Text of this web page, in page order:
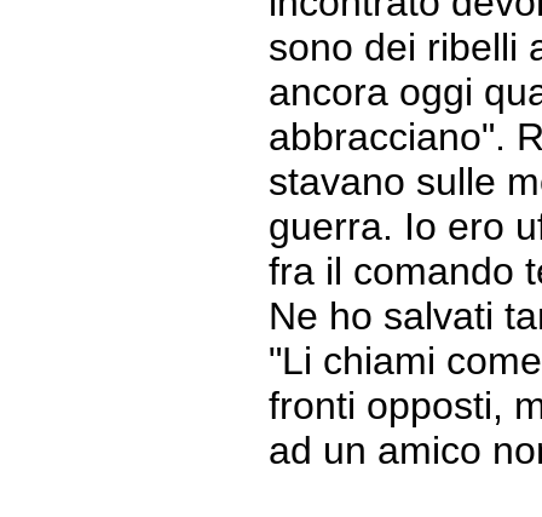
sono dei ribelli
ancora oggi
abbracciano".
stavano sulle
guerra. Io ero
fra il comando
Ne ho salvati
"Li chiami
fronti opposti,
ad un amico